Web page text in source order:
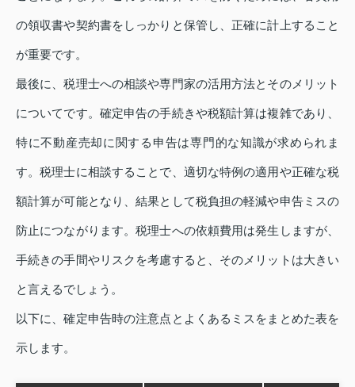
の領収書や契約書をしっかりと保管し、正確に計上すること
が重要です。
最後に、税理士への相談や専門家の活用方法とそのメリット
についてです。確定申告の手続きや税額計算は複雑であり、
特に不動産売却に関する申告は専門的な知識が求められま
す。税理士に相談することで、適切な特例の適用や正確な税
額計算が可能となり、結果として税負担の軽減や申告ミスの
防止につながります。税理士への依頼費用は発生しますが、
手続きの手間やリスクを考慮すると、そのメリットは大きい
と言えるでしょう。
以下に、確定申告時の注意点とよくあるミスをまとめた表を
示します。